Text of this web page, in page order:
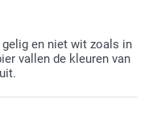
en niet wit zoals in
vallen de kleuren van